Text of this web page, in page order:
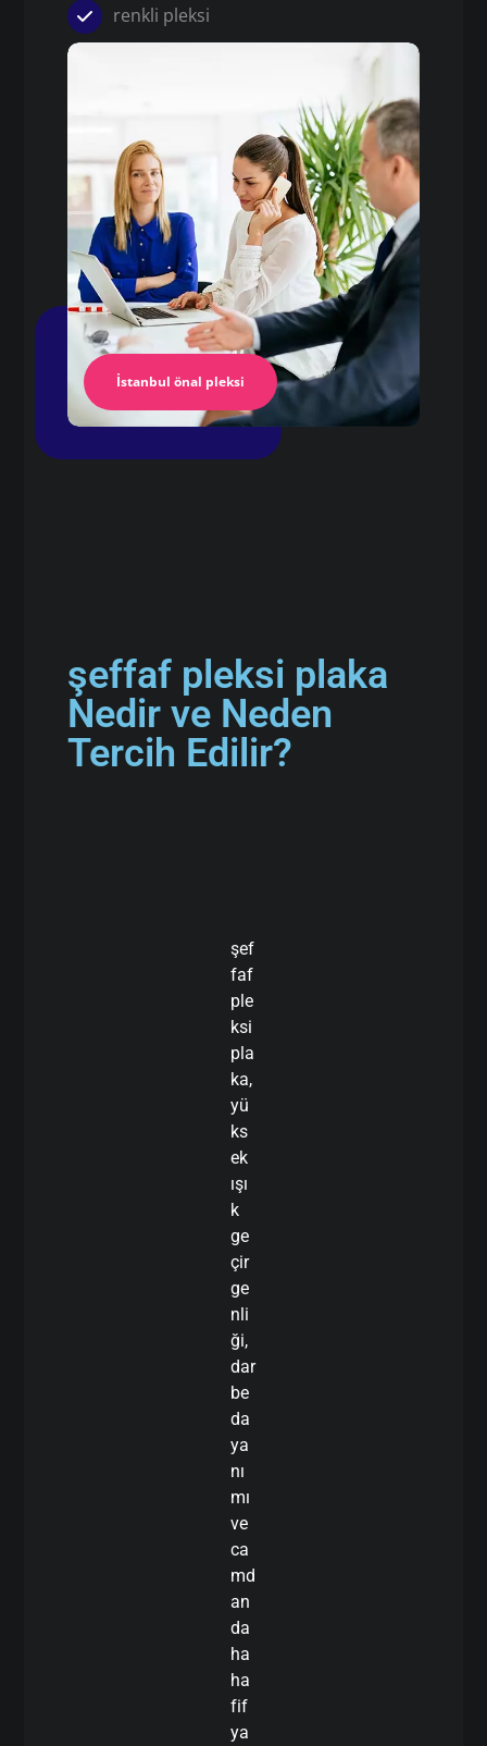
İstanbul önal pleksi
renkli pleksi
Pleksi Masa
İstanbul Pleksi
şeffaf pleksi plaka
Nedir ve Neden
Tercih Edilir?
şef
faf
ple
ksi
pla
ka,
yü
ks
ek
ışı
k
ge
çir
ge
nli
ği,
dar
be
da
ya
nı
mı
ve
ca
md
an
da
ha
ha
fif
ya